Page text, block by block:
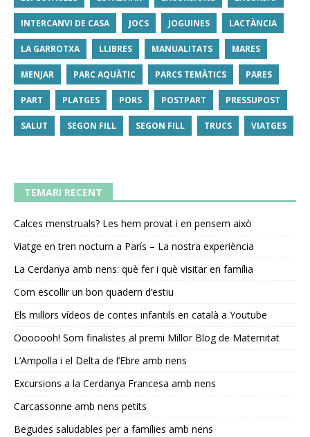
INTERCANVI DE CASA JOCS JOGUINES LACTÀNCIA
LA GARROTXA LLIBRES MANUALITATS MARES
MENJAR PARC AQUÀTIC PARCS TEMÀTICS PARES
PART PLATGES PORS POSTPART PRESSUPOST
SALUT SEGON FILL SEGON FILL TRUCS VIATGES
TEMARI RECENT
Calces menstruals? Les hem provat i en pensem això
Viatge en tren nocturn a París – La nostra experiència
La Cerdanya amb nens: què fer i què visitar en família
Com escollir un bon quadern d’estiu
Els millors vídeos de contes infantils en català a Youtube
Ooooooh! Som finalistes al premi Millor Blog de Maternitat
L’Ampolla i el Delta de l’Ebre amb nens
Excursions a la Cerdanya Francesa amb nens
Carcassonne amb nens petits
Begudes saludables per a famílies amb nens